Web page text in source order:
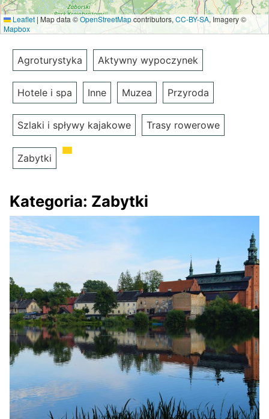
Leaflet | Map data ©OpenStreetMapcontributors, CC-BY-SA, Imagery ©
Mapbox
Agroturystyka Aktywny wypoczynek
Hotele i spa Inne Muzea Przyroda
Szlaki i spływy kajakowe Trasy rowerowe
Zabytki
Kategoria: Zabytki